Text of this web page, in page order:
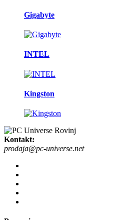
Gigabyte
INTEL
Kingston
Kontakt:
prodaja@pc-universe.net